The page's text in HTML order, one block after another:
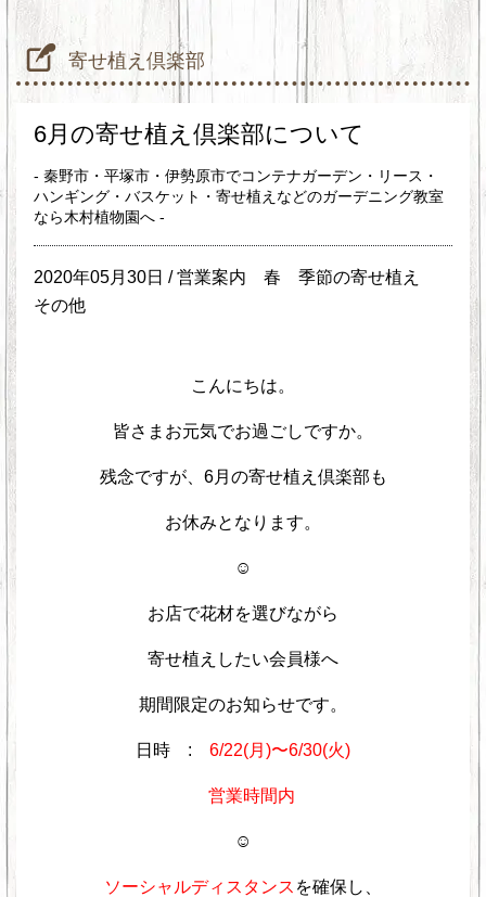
寄せ植え倶楽部
6月の寄せ植え倶楽部について
- 秦野市・平塚市・伊勢原市でコンテナガーデン・リース・
ハンギング・バスケット・寄せ植えなどのガーデニング教室
なら木村植物園へ -
2020年05月30日 /営業案内 春
季節の寄せ植え
その他
こんにちは。
皆さまお元気でお過ごしですか。
残念ですが、6月の寄せ植え倶楽部も
お休みとなります。
☺︎
お店で花材を選びながら
寄せ植えしたい会員様へ
期間限定のお知らせです。
日時 : 6/22(月)〜6/30(火)
営業時間内
☺︎
ソーシャルディスタンス を確保し、